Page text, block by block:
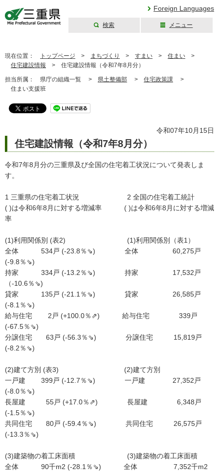
Foreign Languages
検索 メニュー
現在位置： トップページ > まちづくり > すまい > 住まい >
住宅建設情報 > 住宅建設情報（令和7年8月分）
担当所属： 県庁の組織一覧 > 県土整備部 > 住宅政策課 >
住まい支援班
令和07年10月15日
住宅建設情報（令和7年8月分）
令和7年8月分の三重県及び全国の住宅着工状況について発表しま
す。
1 三重県の住宅着工状況 2 全国の住宅着工統計
( )は令和6年8月に対する増減率 ( )は令和6年8月に対する増減
率
(1)利用関係別 (表2) (1)利用関係別（表1）
全体 534戸 (-23.8％⇘) 全体 60,275戸
(-9.8％⇘)
持家 334戸 (-13.2％⇘) 持家 17,532戸
（-10.6％⇘)
貸家 135戸 (-21.1％⇘) 貸家 26,585戸
(-8.1％⇘)
給与住宅 2戸 (+100.0％⇗) 給与住宅 339戸
(-67.5％⇘)
分譲住宅 63戸 (-56.3％⇘) 分譲住宅 15,819戸
(-8.2％⇘)
(2)建て方別 (表3) (2)建て方別
一戸建 399戸 (-12.7％⇘) 一戸建 27,352戸
(-8.0％⇘)
長屋建 55戸 (+17.0％⇗) 長屋建 6,348戸
(-1.5％⇘)
共同住宅 80戸 (-59.4％⇘) 共同住宅 26,575戸
(-13.3％⇘)
(3)建築物の着工床面積 (3)建築物の着工床面積
全体 90千m2 (-28.1％⇘) 全体 7,352千m2